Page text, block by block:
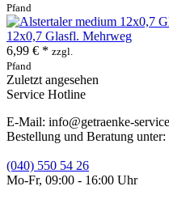
Pfand
12x0,7 Glasfl. Mehrweg
6,99 € * zzgl.
Pfand
Zuletzt angesehen
Service Hotline
E-Mail: info@getraenke-
Bestellung und Beratung unter:
(040) 550 54 26
Mo-Fr, 09:00 - 16:00 Uhr